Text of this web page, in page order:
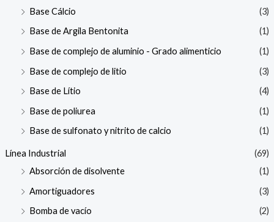
Base Cálcio
(3)
Base de Argila Bentonita
(1)
Base de complejo de aluminio - Grado alimenticio
(1)
Base de complejo de litio
(3)
Base de Lítio
(4)
Base de poliurea
(1)
Base de sulfonato y nitrito de calcio
(1)
Línea Industrial
(69)
Absorción de disolvente
(1)
Amortiguadores
(3)
Bomba de vacío
(2)